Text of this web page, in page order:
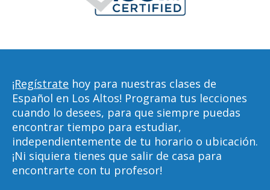
¡Regístrate hoy para nuestras clases de
Español en Los Altos! Programa tus lecciones
cuando lo desees, para que siempre puedas
encontrar tiempo para estudiar,
independientemente de tu horario o ubicación.
¡Ni siquiera tienes que salir de casa para
encontrarte con tu profesor!